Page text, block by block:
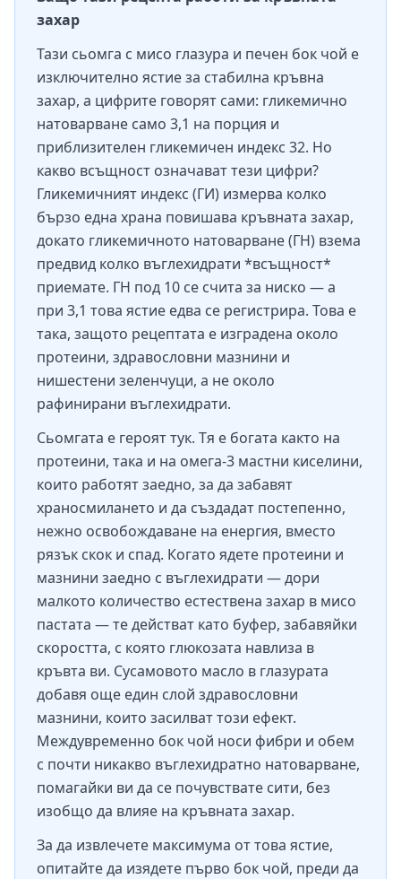
захар
Тази сьомга с мисо глазура и печен бок чой е
изключително ястие за стабилна кръвна
захар, а цифрите говорят сами: гликемично
натоварване само 3,1 на порция и
приблизителен гликемичен индекс 32. Но
какво всъщност означават тези цифри?
Гликемичният индекс (ГИ) измерва колко
бързо една храна повишава кръвната захар,
докато гликемичното натоварване (ГН) взема
предвид колко въглехидрати *всъщност*
приемате. ГН под 10 се счита за ниско — а
при 3,1 това ястие едва се регистрира. Това е
така, защото рецептата е изградена около
протеини, здравословни мазнини и
нишестени зеленчуци, а не около
рафинирани въглехидрати.
Сьомгата е героят тук. Тя е богата както на
протеини, така и на омега-3 мастни киселини,
които работят заедно, за да забавят
храносмилането и да създадат постепенно,
нежно освобождаване на енергия, вместо
рязък скок и спад. Когато ядете протеини и
мазнини заедно с въглехидрати — дори
малкото количество естествена захар в мисо
пастата — те действат като буфер, забавяйки
скоростта, с която глюкозата навлиза в
кръвта ви. Сусамовото масло в глазурата
добавя още един слой здравословни
мазнини, които засилват този ефект.
Междувременно бок чой носи фибри и обем
с почти никакво въглехидратно натоварване,
помагайки ви да се почувствате сити, без
изобщо да влияе на кръвната захар.
За да извлечете максимума от това ястие,
опитайте да изядете първо бок чой, преди да